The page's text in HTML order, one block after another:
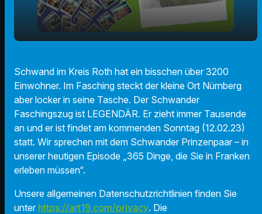
play_arrow Faschingszug
00:00 01:28
Schwand im Kreis Roth hat ein bisschen über 3200
Einwohner. Im Fasching steckt der kleine Ort Nürnberg
aber locker in seine Tasche. Der Schwander
Faschingszug ist LEGENDÄR. Er zieht immer Tausende
an und er ist findet am kommenden Sonntag (12.02.23)
statt. Wir sprechen mit dem Schwander Prinzenpaar – in
unserer heutigen Episode „365 Dinge, die Sie in Franken
erleben müssen“.
Unsere allgemeinen Datenschutzrichtlinien finden Sie
unter https://art19.com/privacy. Die